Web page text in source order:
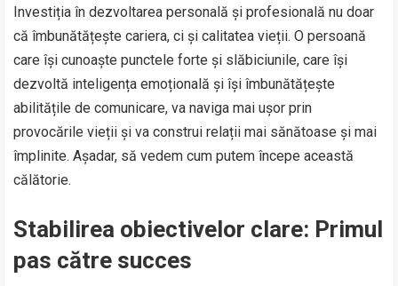
Investiția în dezvoltarea personală și profesională nu doar
că îmbunătățește cariera, ci și calitatea vieții. O persoană
care își cunoaște punctele forte și slăbiciunile, care își
dezvoltă inteligența emoțională și își îmbunătățește
abilitățile de comunicare, va naviga mai ușor prin
provocările vieții și va construi relații mai sănătoase și mai
împlinite. Așadar, să vedem cum putem începe această
călătorie.
Stabilirea obiectivelor clare: Primul
pas către succes